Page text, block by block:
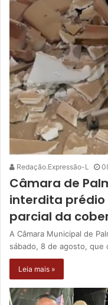
Redação.Expressão-L
Câmara de
interdita
parcial da
A Câmara Municipal de
sábado, 8 de agosto, que
Leia mais »